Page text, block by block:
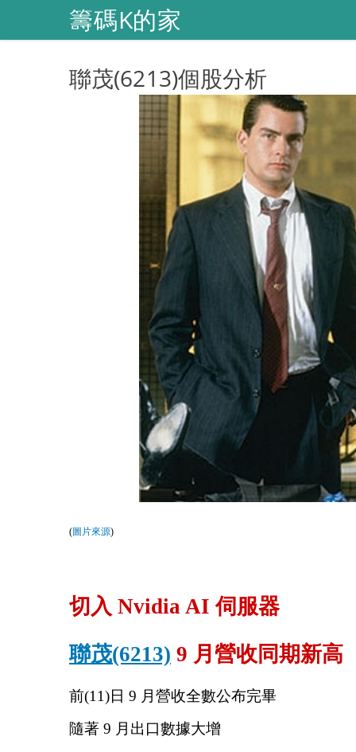
籌碼K的家
聯茂(6213)個股分析
(圖片來源)
切入 Nvidia AI 伺服器
聯茂(6213) 9 月營收同期新高
前(11)日 9 月營收全數公布完畢
隨著 9 月出口數據大增